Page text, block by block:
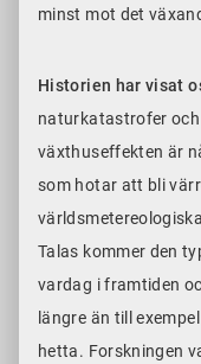
minst mot det
Historien har visat
naturkatastrofer och
växthuseffekten är
som hotar att bli
Talas kommer den
vardag i framtiden
längre än till
hetta. Forskningen